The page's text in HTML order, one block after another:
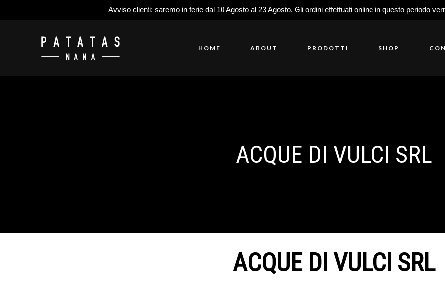
Avviso clienti: saremo in ferie dal 10 Agosto al 23 Agosto. Gli ordini effettuati online in questo periodo
HOME ABOUT PRODOTTI SHOP
ACQUE DI VULCI SRL
ACQUE DI VULCI SRL